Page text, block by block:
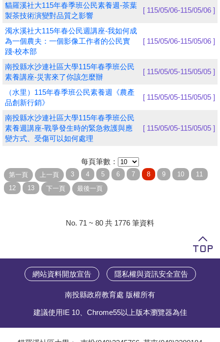
貓羅溪社大115年春季班公民素養週-茶葉
製茶技術演變對品質之影響
[ 115/05/06-115/05/06 ]
濁水溪社大115年春公民週講座-我如何成
為一個農夫：一個影像工作者的公民實
踐-校本部
[ 115/05/06-115/05/06 ]
南投縣水沙連社區大學115年春季班公民
素養講座-災害來了你該怎麼辦
[ 115/05/05-115/05/05 ]
（水里）115年春季班公民素養週《農產
品創新行銷》
[ 115/05/05-115/05/05 ]
南投縣水沙連社區大學115年春季班公民
素養週講座-戰爭發生時的緊急救護與應
變方式、受傷可以如何處理
[ 115/05/05-115/05/05 ]
每頁筆數：
No. 71 ~ 80 共 1776 筆資料
網站資料開放宣告 隱私權與資訊安全宣告
南投縣政府教育處 版權所有
建議使用IE 10、Chrome55以上版本瀏覽器為佳